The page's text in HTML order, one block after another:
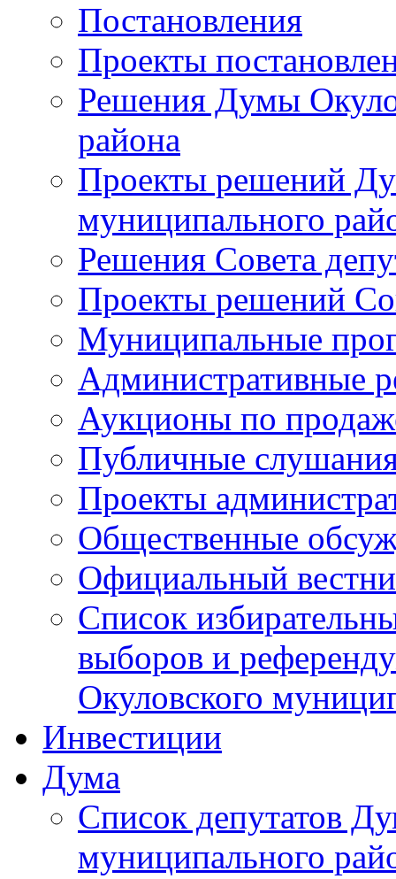
Постановления
Проекты
Решения Думы
района
Проекты решений
муниципального
Решения Совета
Проекты решений
Муниципальные
Административные
Аукционы по
Публичные
Проекты
Общественные
Официальный
Список
выборов и
Окуловского
Инвестиции
Дума
Список депутатов
муниципального